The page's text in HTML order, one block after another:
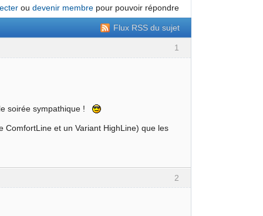
ou devenir membrepour pouvoir répondre
Flux RSS du sujet
1
soirée sympathique !
ComfortLine et un Variant HighLine) que les
2